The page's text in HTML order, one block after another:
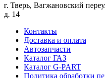
г. Тверь, Вагжановский
д. 14
Контакты
Доставка и оплата
Автозапчасти
Каталог ГАЗ
Каталог G-PART
Политика обработки